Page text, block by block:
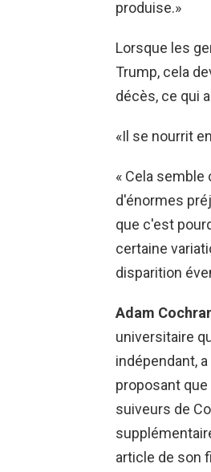
produise.»
Lorsque les
Trump, cela
décès, ce qui
«Il se nourrit
« Cela
d'énormes
que c'est
certaine
disparition
Adam
universitaire
indépendant,
proposant
suiveurs de
article de son